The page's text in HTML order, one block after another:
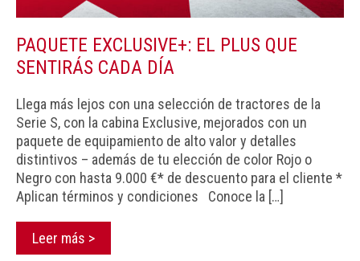
PAQUETE EXCLUSIVE+: EL PLUS QUE
SENTIRÁS CADA DÍA
Llega más lejos con una selección de tractores de la
Serie S, con la cabina Exclusive, mejorados con un
paquete de equipamiento de alto valor y detalles
distintivos – además de tu elección de color Rojo o
Negro con hasta 9.000 €* de descuento para el cliente *
Aplican términos y condiciones Conoce la […]
Leer más >